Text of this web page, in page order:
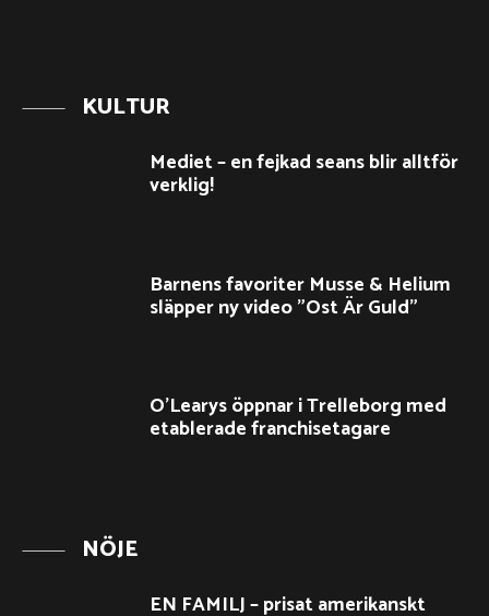
KULTUR
Mediet – en fejkad seans blir alltför
verklig!
Barnens favoriter Musse & Helium
släpper ny video ”Ost Är Guld”
O’Learys öppnar i Trelleborg med
etablerade franchisetagare
NÖJE
EN FAMILJ – prisat amerikanskt